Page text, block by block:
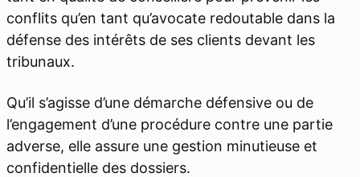
conflits qu’en tant qu’avocate redoutable dans la
défense des intérêts de ses clients devant les
tribunaux.
Qu’il s’agisse d’une démarche défensive ou de
l’engagement d’une procédure contre une partie
adverse, elle assure une gestion minutieuse et
confidentielle des dossiers.